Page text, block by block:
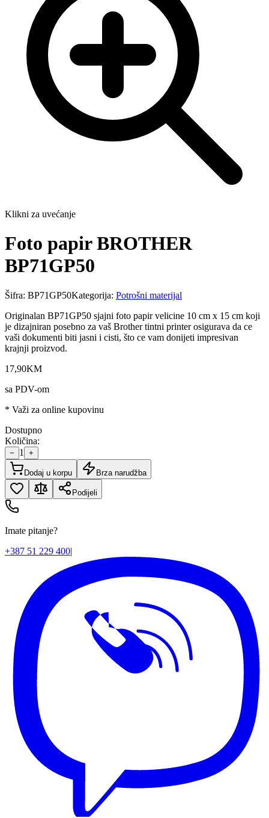
Klikni za uvećanje
Foto papir BROTHER
BP71GP50
Šifra: BP71GP50Kategorija: Potrošni materijal
Originalan BP71GP50 sjajni foto papir velicine 10 cm x 15 cm koji
je dizajniran posebno za vaš Brother tintni printer osigurava da ce
vaši dokumenti biti jasni i cisti, što ce vam donijeti impresivan
krajnji proizvod.
17,90KM
sa PDV-om
* Važi za online kupovinu
Dostupno
Količina:
− 1 +
Dodaj u korpu Brza narudžba
Podijeli
Imate pitanje?
+387 51 229 400|